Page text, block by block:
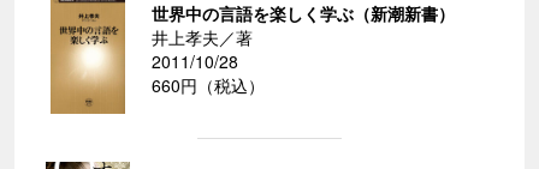
世界中の言語を楽しく学ぶ（新潮新書）
井上孝夫／著
2011/10/28
660円（税込）